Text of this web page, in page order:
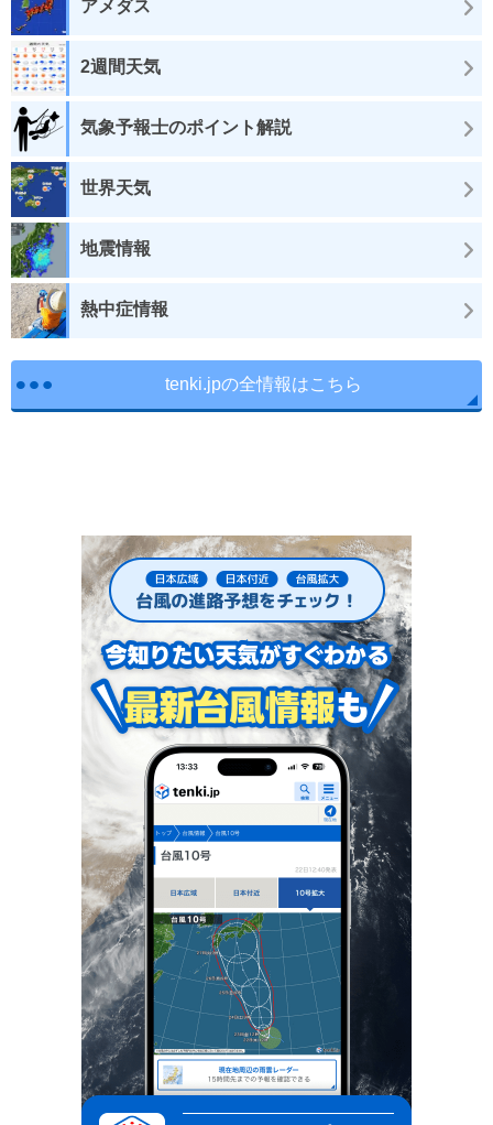
アメダス
2週間天気
気象予報士のポイント解説
世界天気
地震情報
熱中症情報
tenki.jpの全情報はこちら